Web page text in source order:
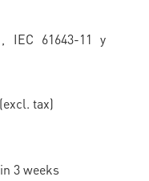
IEC 61643-11 y
(excl. tax)
3 weeks